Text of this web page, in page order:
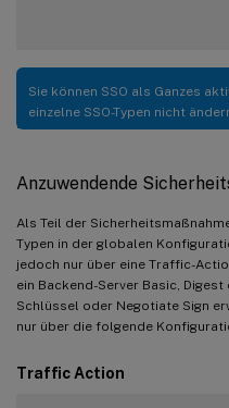
Sie können SSO als Ganzes
einzelne SSO-Typen nicht
Anzuwendende
Als Teil der
Typen in der globalen
jedoch nur über eine Traffic-
ein Backend-Server Basic,
Schlüssel oder Negotiate Sign
nur über die folgende
Traffic Action